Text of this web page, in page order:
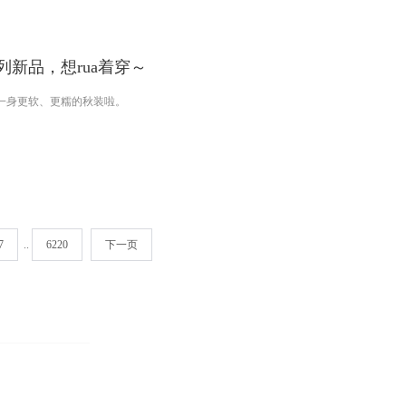
新品，想rua着穿～
更软、更糯的秋装啦。
.. 6220 下一页